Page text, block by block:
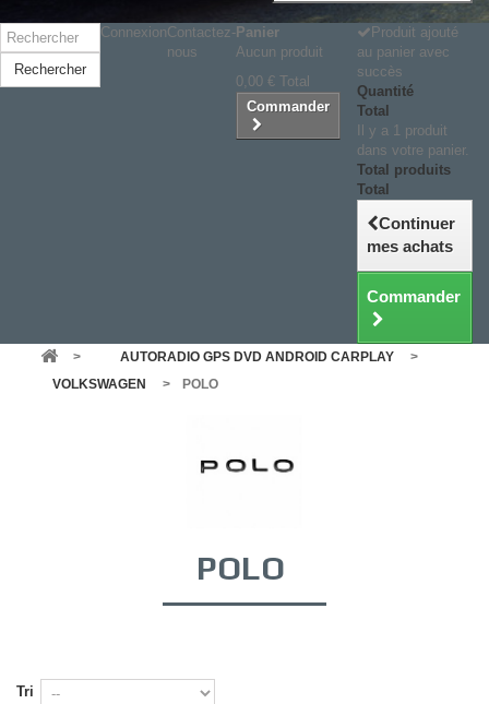
Rechercher
ConnexionContactez-
nous
Panier
Aucun produit
0,00 € Total
Commander
Produit ajouté
au panier avec
succès
Quantité
Total
Il y a 1 produit
dans votre panier.
Total produits
Total
Continuer
mes achats
Commander
> AUTORADIO GPS DVD ANDROID CARPLAY
>
VOLKSWAGEN
> POLO
POLO
Tri